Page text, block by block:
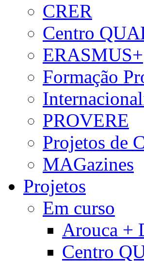
CRER
Centro
ERASMUS+
Formação
PROVERE
Projetos de
MAGazines
Projetos
Em curso
Arouca +
Centro